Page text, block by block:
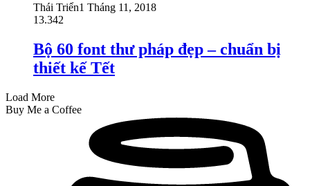
Thái Triển1 Tháng 11, 2018
13.342
Bộ 60 font thư pháp đẹp – chuẩn bị
thiết kế Tết
Load More
Buy Me a Coffee